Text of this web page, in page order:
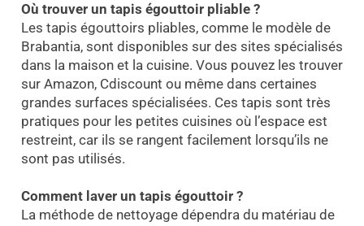
Où trouver un tapis égouttoir pliable ?
Les tapis égouttoirs pliables, comme le modèle de
Brabantia, sont disponibles sur des sites spécialisés
dans la maison et la cuisine. Vous pouvez les trouver
sur Amazon, Cdiscount ou même dans certaines
grandes surfaces spécialisées. Ces tapis sont très
pratiques pour les petites cuisines où l’espace est
restreint, car ils se rangent facilement lorsqu’ils ne
sont pas utilisés.
Comment laver un tapis égouttoir ?
La méthode de nettoyage dépendra du matériau de